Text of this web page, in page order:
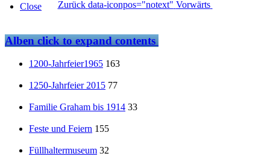
Zurück data-iconpos="notext" Vorwärts
Close
Albenclick to expand contents
1200-Jahrfeier1965 163
1250-Jahrfeier 2015 77
Familie Graham bis 1914 33
Feste und Feiern 155
Füllhaltermuseum 32